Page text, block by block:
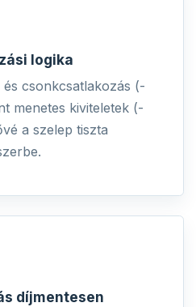
logika
csonkcsatlakozás (-
menetes kiviteletek (-
a szelep tiszta
díjmentesen